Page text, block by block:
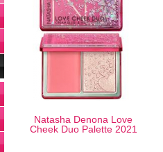
Natasha Denona Love
Cheek Duo Palette 2021